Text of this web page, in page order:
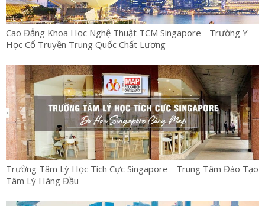
Cao Đẳng Khoa Học Nghệ Thuật TCM Singapore - Trường Y
Học Cổ Truyền Trung Quốc Chất Lượng
Trường Tâm Lý Học Tích Cực Singapore - Trung Tâm Đào Tạo
Tâm Lý Hàng Đầu